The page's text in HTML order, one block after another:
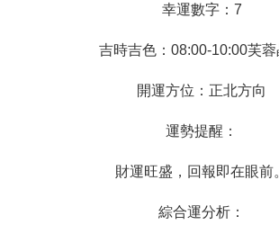
幸運數字：7
吉時吉色：08:00-10:00芙蓉
開運方位：正北方向
運勢提醒：
財運旺盛，回報即在眼前
綜合運分析：